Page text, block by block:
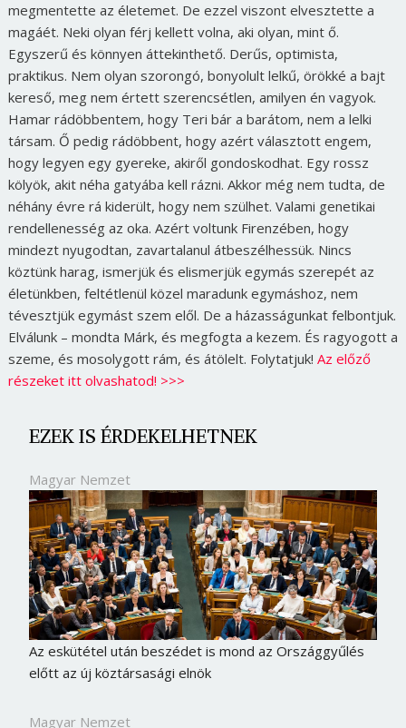
megmentette az életemet. De ezzel viszont elvesztette a
magáét. Neki olyan férj kellett volna, aki olyan, mint ő.
Egyszerű és könnyen áttekinthető. Derűs, optimista,
praktikus. Nem olyan szorongó, bonyolult lelkű, örökké a bajt
kereső, meg nem értett szerencsétlen, amilyen én vagyok.
Hamar rádöbbentem, hogy Teri bár a barátom, nem a lelki
társam. Ő pedig rádöbbent, hogy azért választott engem,
hogy legyen egy gyereke, akiről gondoskodhat. Egy rossz
kölyök, akit néha gatyába kell rázni. Akkor még nem tudta, de
néhány évre rá kiderült, hogy nem szülhet. Valami genetikai
rendellenesség az oka. Azért voltunk Firenzében, hogy
mindezt nyugodtan, zavartalanul átbeszélhessük. Nincs
köztünk harag, ismerjük és elismerjük egymás szerepét az
életünkben, feltétlenül közel maradunk egymáshoz, nem
tévesztjük egymást szem elől. De a házasságunkat felbontjuk.
Elválunk – mondta Márk, és megfogta a kezem. És ragyogott a
szeme, és mosolygott rám, és átölelt. Folytatjuk! Az előző
részeket itt olvashatod! >>>
EZEK IS ÉRDEKELHETNEK
Magyar Nemzet
Az eskütétel után beszédet is mond az Országgyűlés
előtt az új köztársasági elnök
Magyar Nemzet